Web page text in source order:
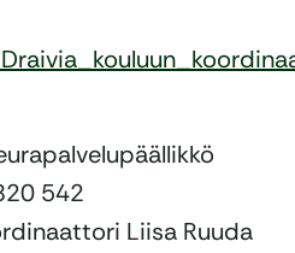
542
Liisa Ruuda